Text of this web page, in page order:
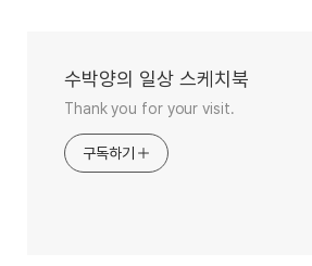
수박양의 일상 스케치북
Thank you for your visit.
구독하기